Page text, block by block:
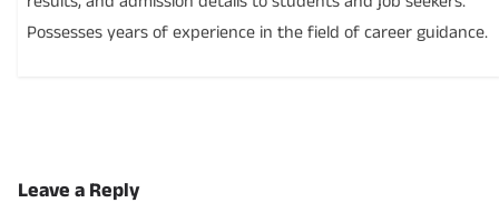
Possesses years of experience in the field of career guidance.
Leave a Reply